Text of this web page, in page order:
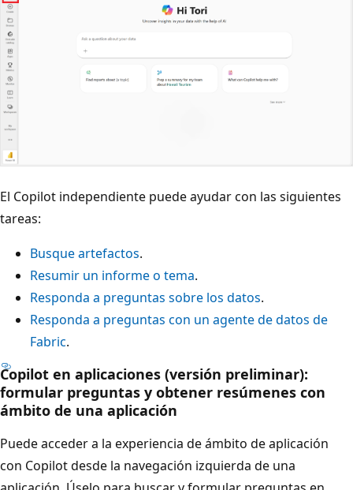
El Copilot independiente puede ayudar con las siguientes
tareas:
Busque artefactos.
Resumir un informe o tema.
Responda a preguntas sobre los datos.
Responda a preguntas con un agente de datos de
Fabric.
Copilot en aplicaciones (versión preliminar):
formular preguntas y obtener resúmenes con
ámbito de una aplicación
Puede acceder a la experiencia de ámbito de aplicación
con Copilot desde la navegación izquierda de una